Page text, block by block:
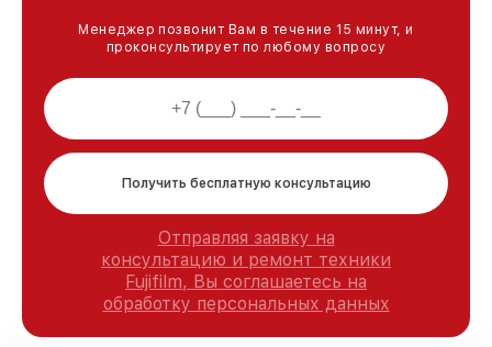
Менеджер позвонит Вам в течение 15 минут, и
проконсультирует по любому вопросу
Получить бесплатную консультацию
Отправляя заявку на
консультацию и ремонт техники
Fujifilm, Вы соглашаетесь на
обработку персональных данных